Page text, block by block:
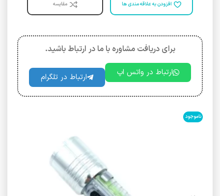
افزودن به علاقه مندی ها مقایسه
برای دریافت مشاوره با ما در ارتباط باشید.
ارتباط در واتس اپ ارتباط در تلگرام
ناموجود